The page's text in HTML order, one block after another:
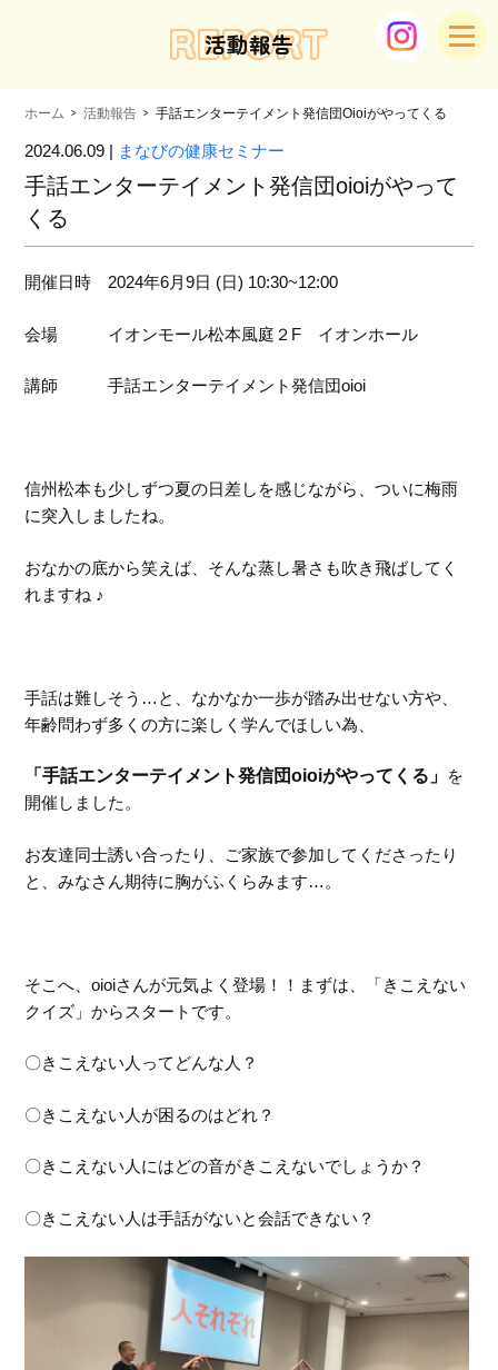
REPORT
活動報告
ホーム 活動報告 手話エンターテイメント発信団oioiがやってくる
2024.06.09 | まなびの健康セミナー
手話エンターテイメント発信団oioiがやって
くる
開催日時 2024年6月9日 (日) 10:30~12:00
会場 イオンモール松本風庭２F イオンホール
講師 手話エンターテイメント発信団oioi
信州松本も少しずつ夏の日差しを感じながら、ついに梅雨
に突入しましたね。
おなかの底から笑えば、そんな蒸し暑さも吹き飛ばしてく
れますね ♪
手話は難しそう…と、なかなか一歩が踏み出せない方や、
年齢問わず多くの方に楽しく学んでほしい為、
「手話エンターテイメント発信団oioiがやってくる」 を
開催しました。
お友達同士誘い合ったり、ご家族で参加してくださったり
と、みなさん期待に胸がふくらみます…。
そこへ、oioiさんが元気よく登場！！まずは、「きこえない
クイズ」からスタートです。
〇きこえない人ってどんな人？
〇きこえない人が困るのはどれ？
〇きこえない人にはどの音がきこえないでしょうか？
〇きこえない人は手話がないと会話できない？